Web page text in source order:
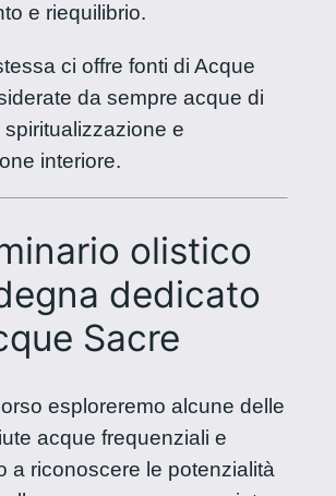
e riequilibrio.
ci offre fonti di Acque
da sempre acque di
e
interiore.
olistico
dedicato
Sacre
esploreremo alcune delle
acque frequenziali e
a riconoscere le potenzialità